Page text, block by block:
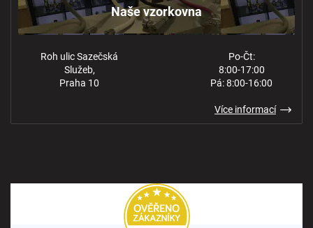
Naše vzorkovna
Roh ulic Sazečská
Služeb,
Praha 10
Po-Čt:
8:00-17:00
Pá: 8:00-16:00
Více informací